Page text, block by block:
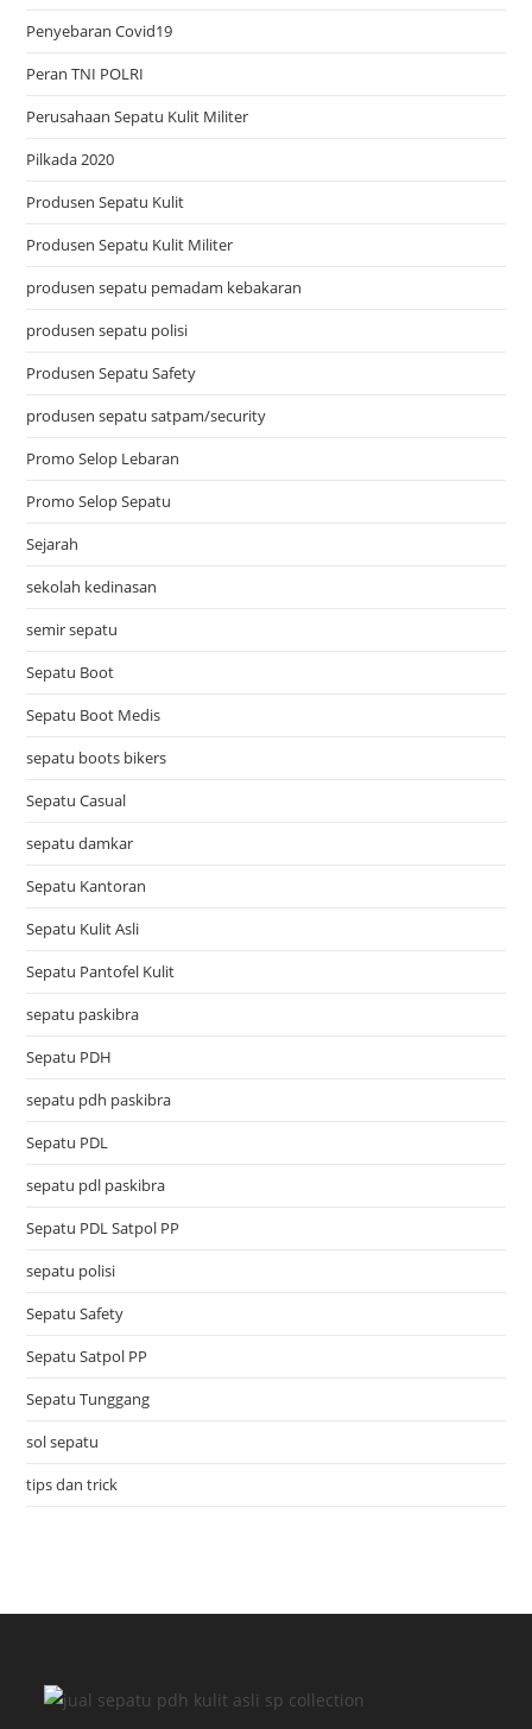
Penyebaran Covid19
Peran TNI POLRI
Perusahaan Sepatu Kulit Militer
Pilkada 2020
Produsen Sepatu Kulit
Produsen Sepatu Kulit Militer
produsen sepatu pemadam kebakaran
produsen sepatu polisi
Produsen Sepatu Safety
produsen sepatu satpam/security
Promo Selop Lebaran
Promo Selop Sepatu
Sejarah
sekolah kedinasan
semir sepatu
Sepatu Boot
Sepatu Boot Medis
sepatu boots bikers
Sepatu Casual
sepatu damkar
Sepatu Kantoran
Sepatu Kulit Asli
Sepatu Pantofel Kulit
sepatu paskibra
Sepatu PDH
sepatu pdh paskibra
Sepatu PDL
sepatu pdl paskibra
Sepatu PDL Satpol PP
sepatu polisi
Sepatu Safety
Sepatu Satpol PP
Sepatu Tunggang
sol sepatu
tips dan trick